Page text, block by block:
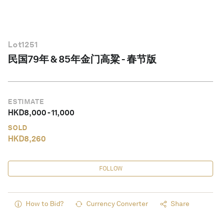
Lot1251
民国79年 & 85年金门高粱 - 春节版
ESTIMATE
HKD8,000-11,000
SOLD
HKD8,260
FOLLOW
How to Bid? Currency Converter Share